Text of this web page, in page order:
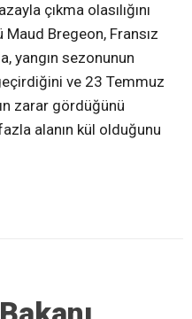
çıkma olasılığını
Maud Bregeon, Fransız
yangın sezonunun
ve 23 Temmuz
zarar gördüğünü
alanın kül olduğunu